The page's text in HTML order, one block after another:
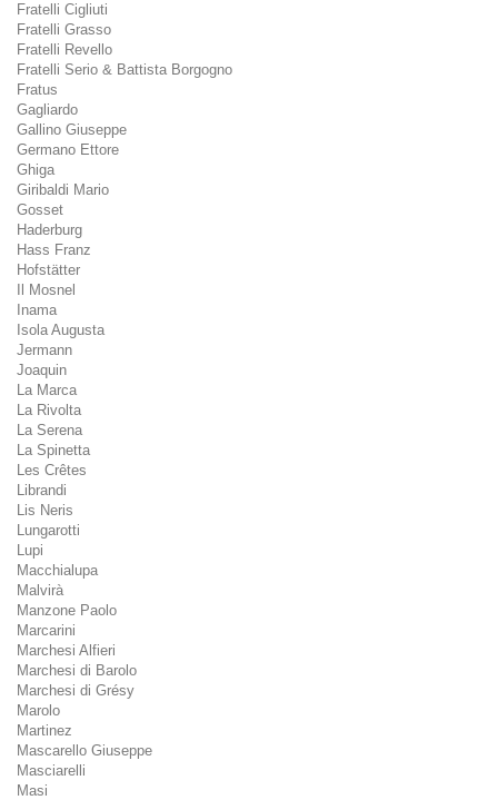
Fratelli Cigliuti
Fratelli Grasso
Fratelli Revello
Fratelli Serio & Battista Borgogno
Fratus
Gagliardo
Gallino Giuseppe
Germano Ettore
Ghiga
Giribaldi Mario
Gosset
Haderburg
Hass Franz
Hofstätter
Il Mosnel
Inama
Isola Augusta
Jermann
Joaquin
La Marca
La Rivolta
La Serena
La Spinetta
Les Crêtes
Librandi
Lis Neris
Lungarotti
Lupi
Macchialupa
Malvirà
Manzone Paolo
Marcarini
Marchesi Alfieri
Marchesi di Barolo
Marchesi di Grésy
Marolo
Martinez
Mascarello Giuseppe
Masciarelli
Masi